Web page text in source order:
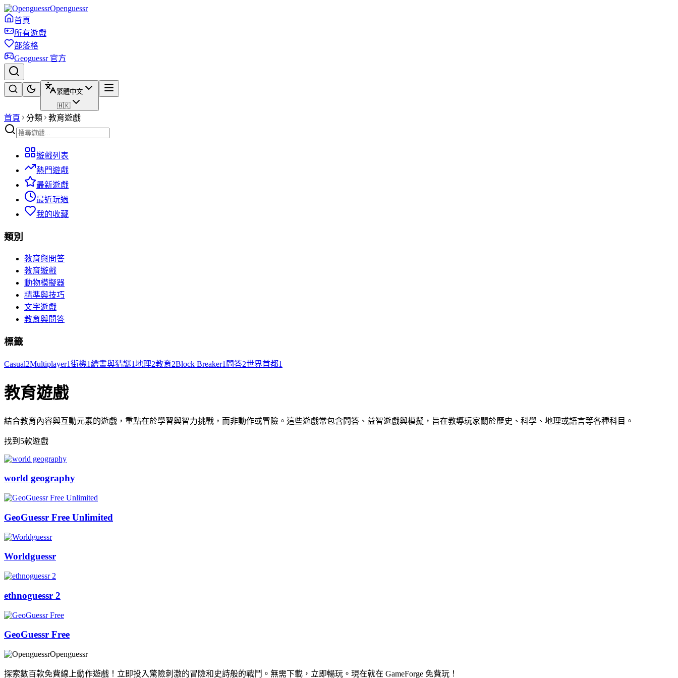
Openguessr
首頁
所有遊戲
部落格
Geoguessr 官方
繁體中文
🇭🇰
首頁 分類 教育遊戲
遊戲列表
熱門遊戲
最新遊戲
最近玩過
我的收藏
類別
教育與問答
教育遊戲
動物模擬器
精準與技巧
文字遊戲
教育與問答
標籤
Casual2Multiplayer1街機1繪畫與猜謎1地理2教育2Block Breaker1 問答2世界首都1
教育遊戲
結合教育內容與互動元素的遊戲，重點在於學習與智力挑戰，而非動作或冒險。這些遊戲常包含問答、益智遊戲與模擬，旨在教導玩家關於歷史、科學、地理或語言等各種科目。
找到5款遊戲
world geography
GeoGuessr Free Unlimited
Worldguessr
ethnoguessr 2
GeoGuessr Free
Openguessr
探索數百款免費線上動作遊戲！立即投入驚險刺激的冒險和史詩般的戰鬥。無需下載，立即暢玩。現在就在 GameForge 免費玩！